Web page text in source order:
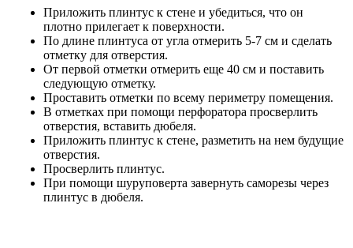
Приложить плинтус к стене и убедиться, что он
плотно прилегает к поверхности.
По длине плинтуса от угла отмерить 5-7 см и сделать
отметку для отверстия.
От первой отметки отмерить еще 40 см и поставить
следующую отметку.
Проставить отметки по всему периметру помещения.
В отметках при помощи перфоратора просверлить
отверстия, вставить дюбеля.
Приложить плинтус к стене, разметить на нем будущие
отверстия.
Просверлить плинтус.
При помощи шуруповерта завернуть саморезы через
плинтус в дюбеля.